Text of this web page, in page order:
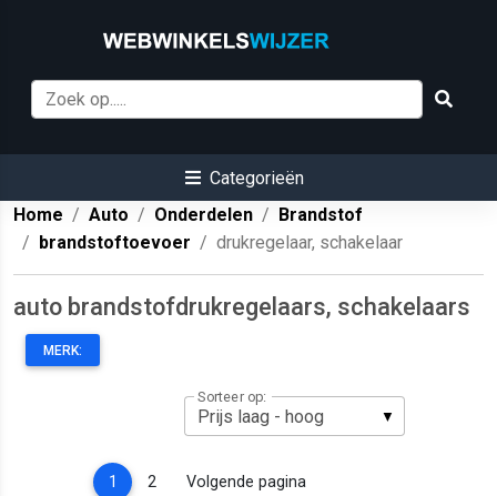
Categorieën
Home
Auto Onderdelen
Brandstof
brandstoftoevoer
drukregelaar, schakelaar
auto brandstofdrukregelaars, schakelaars
MERK:
Sorteer op:
1 (current)
2 Volgende pagina